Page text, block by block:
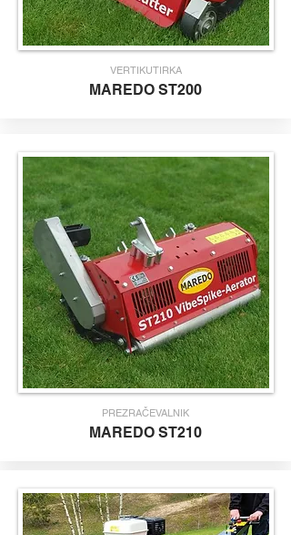
VERTIKUTIRKA
MAR EDO ST200
PREZRAČEVALNIK
MAREDO ST210